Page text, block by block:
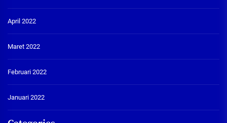
April 2022
Maret 2022
Februari 2022
Januari 2022